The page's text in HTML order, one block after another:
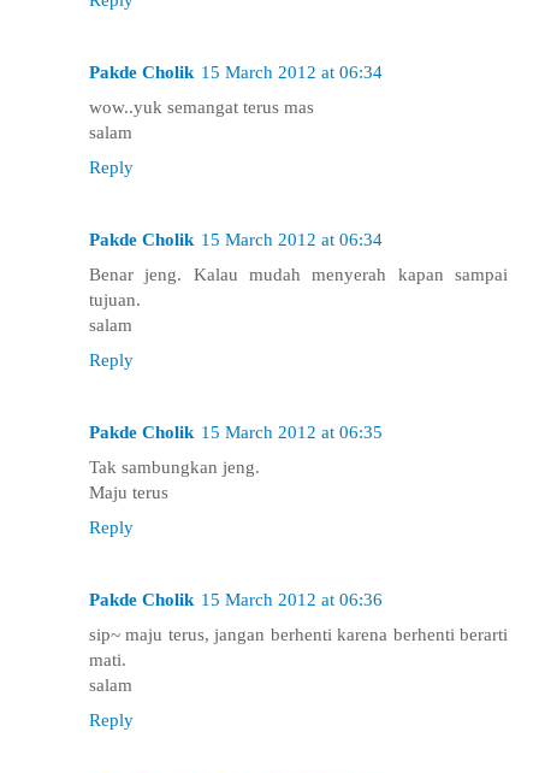
Pakde Cholik 15 March 2012 at 06:34
wow..yuk semangat terus mas
salam
Reply
Pakde Cholik 15 March 2012 at 06:34
Benar jeng. Kalau mudah menyerah kapan sampai
tujuan.
salam
Reply
Pakde Cholik 15 March 2012 at 06:35
Tak sambungkan jeng.
Maju terus
Reply
Pakde Cholik 15 March 2012 at 06:36
sip~ maju terus, jangan berhenti karena berhenti berarti
mati.
salam
Reply